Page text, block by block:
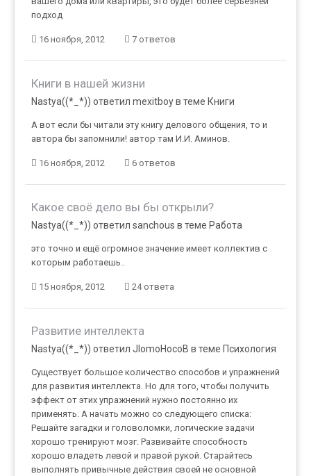
подход
16 ноября, 2012 7 ответов
Книги в нашей жизни
Nastya((*_*)) ответил mexitboy в теме Книги
А вот если бы читали эту книгу делового общения, то и
автора бы запомнили! автор там И.И. Аминов.
16 ноября, 2012 6 ответов
Какое своё дело вы бы открыли?
Nastya((*_*)) ответил sanchous в теме Работа
это точно и ещё огромное значение имеет коллектив с
которым работаешь..
15 ноября, 2012 24 ответа
Развитие интеллекта
Nastya((*_*)) ответил JlomoHocoB в теме Психология
Существует большое количество способов и упражнений
для развития интеллекта. Но для того, чтобы получить
эффект от этих упражнений нужно постоянно их
применять. А начать можно со следующего списка:
Решайте загадки и головоломки, логические задачи
хорошо тренируют мозг. Развивайте способность
хорошо владеть левой и правой рукой. Старайтесь
выполнять привычные действия своей не основной